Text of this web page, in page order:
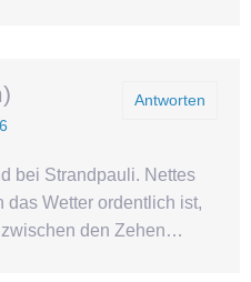
Antworten
bei Strandpauli. Nettes
das Wetter ordentlich ist,
den Zehen…